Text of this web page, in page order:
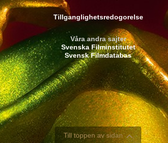
Tillganglighetsredogorelse
Våra andra sajter
Svenska Filminstitutet
Svensk Filmdatabas
Till toppen av sidan